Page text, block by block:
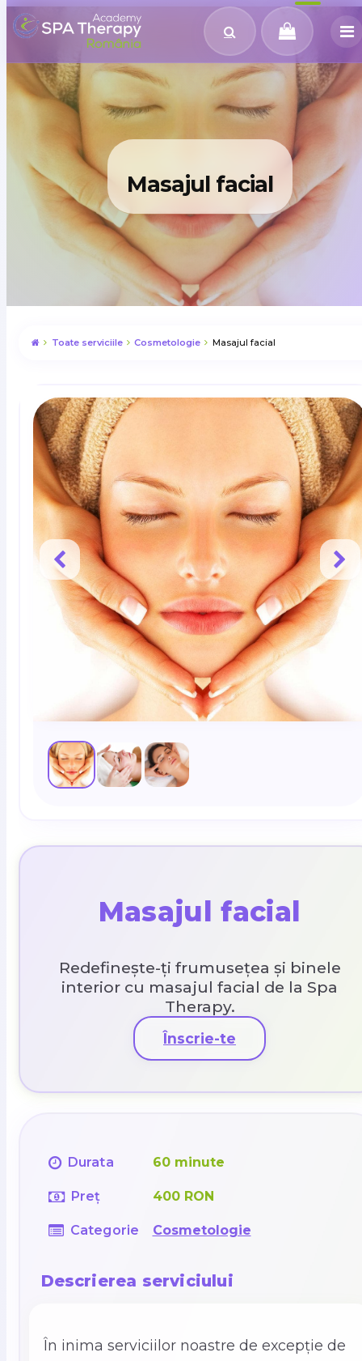
Masajul facial
Toate serviciile Cosmetologie Masajul facial
Masajul facial
Redefinește-ți frumusețea și binele
interior cu masajul facial de la Spa
Therapy.
Înscrie-te
Durata 60 minute
Preț 400 RON
Categorie Cosmetologie
Descrierea serviciului
În inima serviciilor noastre de excepție de